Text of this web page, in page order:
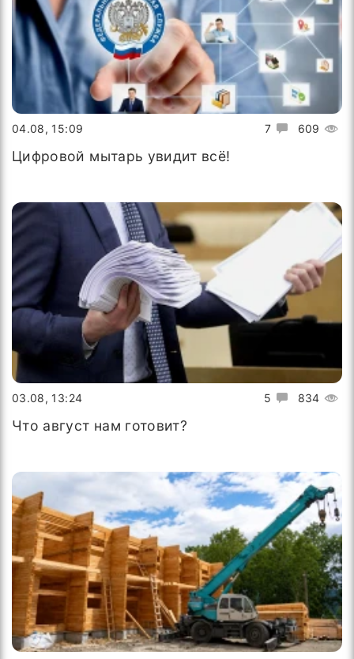
7 609
04.08, 15:09
Цифровой мытарь увидит всё!
5 834
03.08, 13:24
Что август нам готовит?